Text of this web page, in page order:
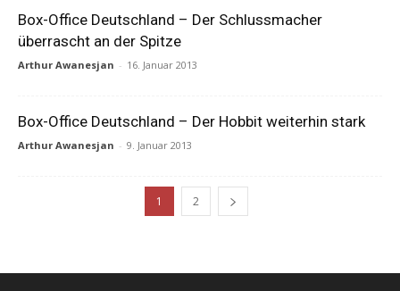
Box-Office Deutschland – Der Schlussmacher
überrascht an der Spitze
Arthur Awanesjan - 16. Januar 2013
Box-Office Deutschland – Der Hobbit weiterhin stark
Arthur Awanesjan - 9. Januar 2013
1 2